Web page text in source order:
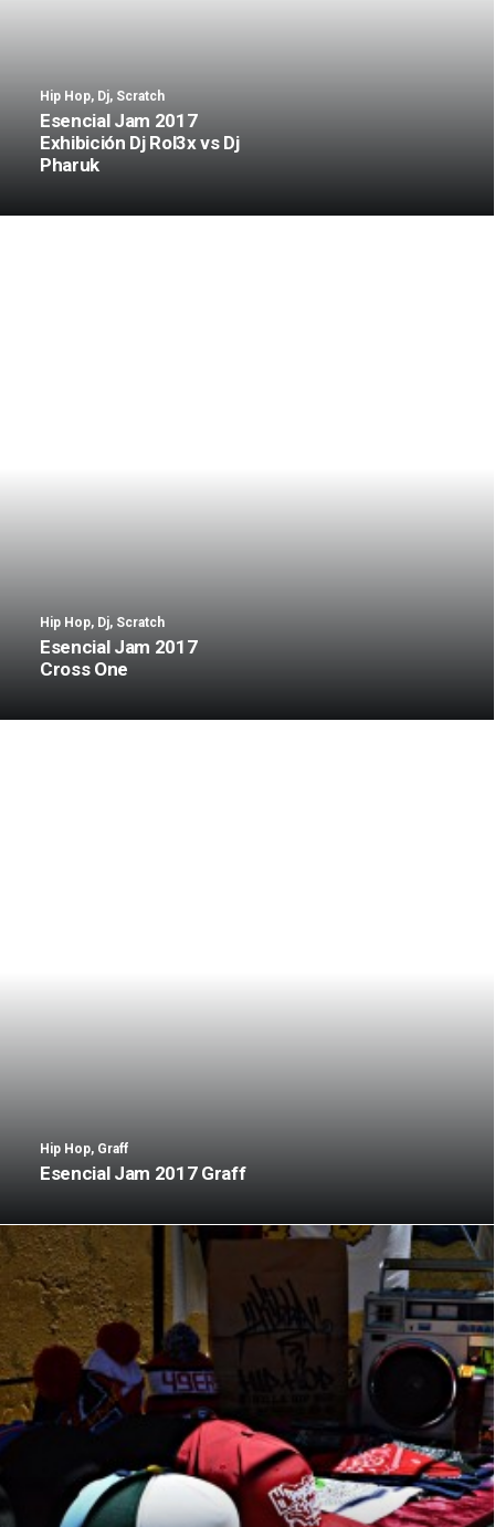
Hip Hop, Dj, Scratch
Esencial Jam 2017
Exhibición Dj Rol3x vs Dj
Pharuk
Hip Hop, Dj, Scratch
Esencial Jam 2017
Cross One
Hip Hop, Graff
Esencial Jam 2017 Graff